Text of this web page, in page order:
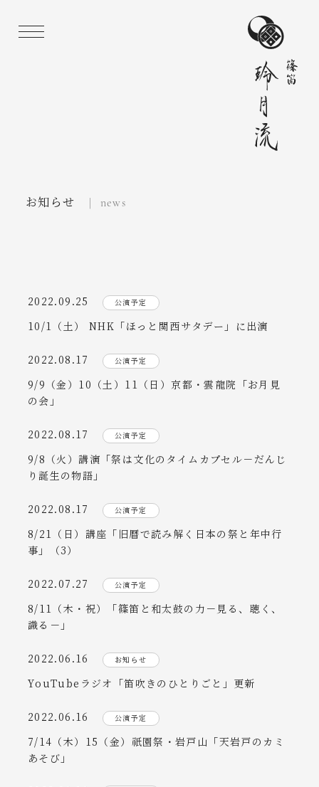
お知らせ | news
2022.09.25 公演予定
10/1（土） NHK「ほっと関西サタデー」に出演
2022.08.17 公演予定
9/9（金）10（土）11（日）京都・雲龍院「お月見
の会」
2022.08.17 公演予定
9/8（火）講演「祭は文化のタイムカプセル－だんじ
り誕生の物語」
2022.08.17 公演予定
8/21（日）講座「旧暦で読み解く日本の祭と年中行
事」（3）
2022.07.27 公演予定
8/11（木・祝）「篠笛と和太鼓の力－見る、聴く、
識る－」
2022.06.16 お知らせ
YouTubeラジオ「笛吹きのひとりごと」更新
2022.06.16 公演予定
7/14（木）15（金）祇園祭・岩戸山「天岩戸のカミ
あそび」